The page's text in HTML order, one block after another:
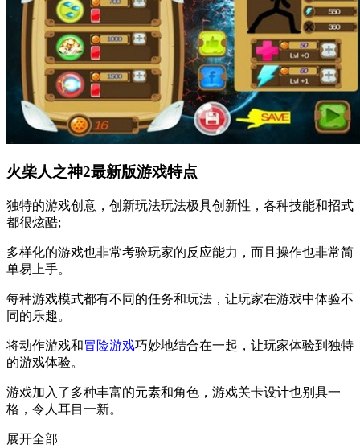
火柴人之神2最新版游戏特点
独特的游戏创意，创新玩法玩法极具创新性，各种技能和招式
都很炫酷;
多样化的游戏也非常考验玩家的反应能力，而且操作也非常简
单易上手。
每种游戏模式都有不同的任务和玩法，让玩家在游戏中体验不
同的乐趣。
将动作游戏和冒险游戏巧妙地结合在一起，让玩家体验到独特
的游戏体验。
游戏加入了多种丰富的元素和角色，游戏关卡设计也别具一
格，令人耳目一新。
展开全部